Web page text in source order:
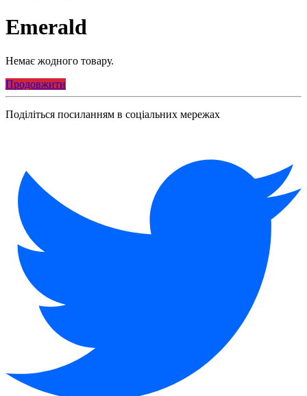
Emerald
Немає жодного товару.
Продовжити
Поділіться посиланням в соціальних мережах